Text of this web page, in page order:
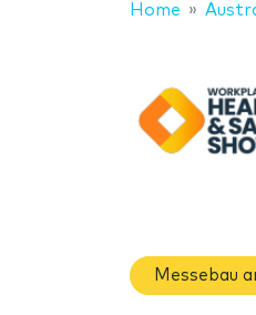
Home
Messebau